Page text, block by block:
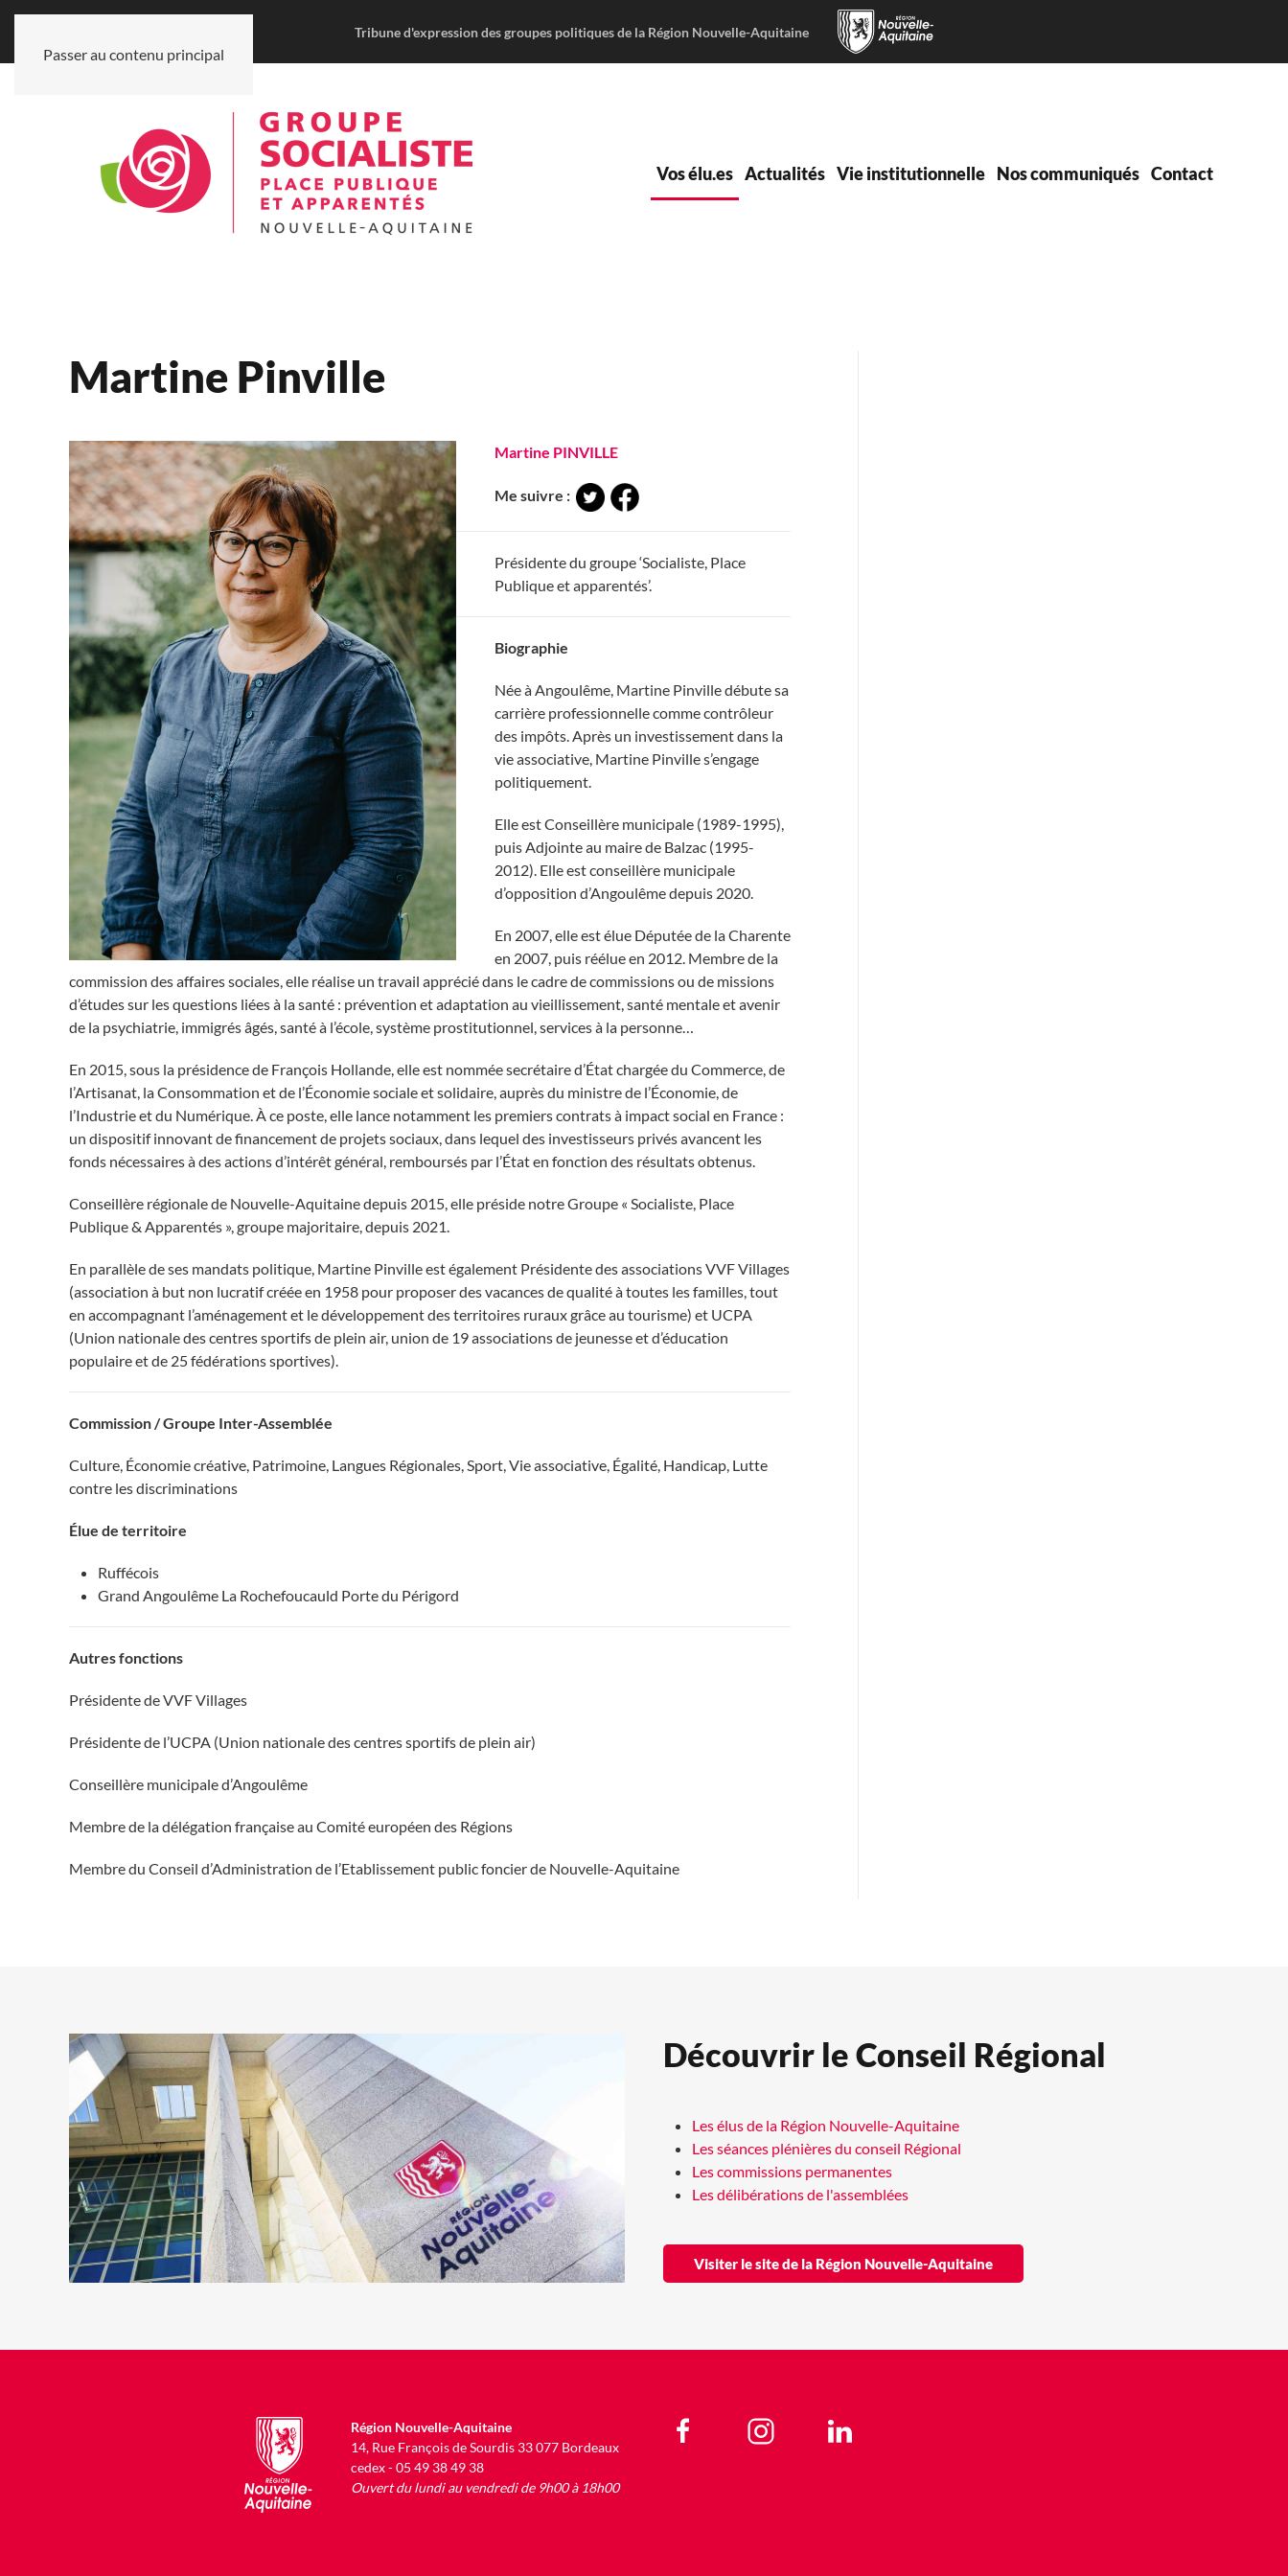
Passer au contenu principal
Tribune d'expression des groupes politiques de la Région Nouvelle-Aquitaine
Vos élu.es Actualités Vie institutionnelle Nos communiqués Contact
Martine Pinville
Martine PINVILLE
Me suivre :
Présidente du groupe ‘Socialiste, Place
Publique et apparentés’.
Biographie
Née à Angoulême, Martine Pinville débute sa
carrière professionnelle comme contrôleur
des impôts. Après un investissement dans la
vie associative, Martine Pinville s’engage
politiquement.
Elle est Conseillère municipale (1989-1995),
puis Adjointe au maire de Balzac (1995-
2012). Elle est conseillère municipale
d’opposition d’Angoulême depuis 2020.
En 2007, elle est élue Députée de la Charente
en 2007, puis réélue en 2012. Membre de la
commission des affaires sociales, elle réalise un travail apprécié dans le cadre de commissions ou de missions
d’études sur les questions liées à la santé : prévention et adaptation au vieillissement, santé mentale et avenir
de la psychiatrie, immigrés âgés, santé à l’école, système prostitutionnel, services à la personne…
En 2015, sous la présidence de François Hollande, elle est nommée secrétaire d’État chargée du Commerce, de
l’Artisanat, la Consommation et de l’Économie sociale et solidaire, auprès du ministre de l’Économie, de
l’Industrie et du Numérique. À ce poste, elle lance notamment les premiers contrats à impact social en France :
un dispositif innovant de financement de projets sociaux, dans lequel des investisseurs privés avancent les
fonds nécessaires à des actions d’intérêt général, remboursés par l’État en fonction des résultats obtenus.
Conseillère régionale de Nouvelle-Aquitaine depuis 2015, elle préside notre Groupe « Socialiste, Place
Publique & Apparentés », groupe majoritaire, depuis 2021.
En parallèle de ses mandats politique, Martine Pinville est également Présidente des associations VVF Villages
(association à but non lucratif créée en 1958 pour proposer des vacances de qualité à toutes les familles, tout
en accompagnant l’aménagement et le développement des territoires ruraux grâce au tourisme) et UCPA
(Union nationale des centres sportifs de plein air, union de 19 associations de jeunesse et d’éducation
populaire et de 25 fédérations sportives).
Commission / Groupe Inter-Assemblée
Culture, Économie créative, Patrimoine, Langues Régionales, Sport, Vie associative, Égalité, Handicap, Lutte
contre les discriminations
Élue de territoire
Ruffécois
Grand Angoulême La Rochefoucauld Porte du Périgord
Autres fonctions
Présidente de VVF Villages
Présidente de l’UCPA (Union nationale des centres sportifs de plein air)
Conseillère municipale d’Angoulême
Membre de la délégation française au Comité européen des Régions
Membre du Conseil d’Administration de l’Etablissement public foncier de Nouvelle-Aquitaine
Découvrir le Conseil Régional
Les élus de la Région Nouvelle-Aquitaine
Les séances plénières du conseil Régional
Les commissions permanentes
Les délibérations de l'assemblées
Visiter le site de la Région Nouvelle-Aquitaine
Région Nouvelle-Aquitaine
14, Rue François de Sourdis 33 077 Bordeaux
cedex - 05 49 38 49 38
Ouvert du lundi au vendredi de 9h00 à 18h00